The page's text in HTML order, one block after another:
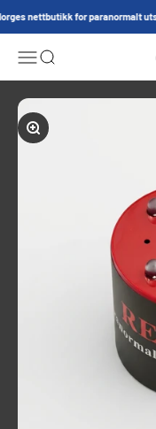
nettbutikk for paranormalt
MenySøk
Forstørr